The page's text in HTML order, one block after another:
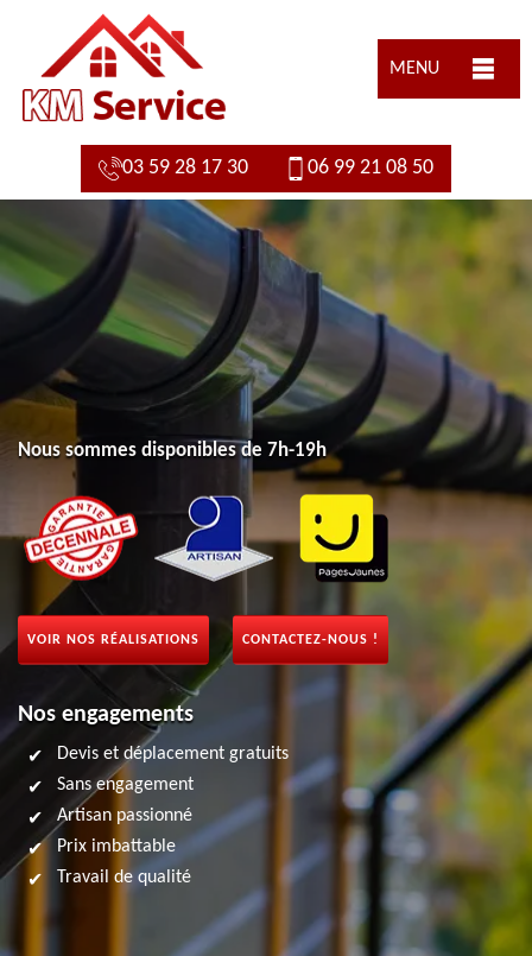
MENU
03 59 28 17 30 06 99 21 08 50
Nous sommes disponibles de 7h-19h
VOIR NOS RÉALISATIONS CONTACTEZ-NOUS !
Nos engagements
Devis et déplacement gratuits
Sans engagement
Artisan passionné
Prix imbattable
Travail de qualité